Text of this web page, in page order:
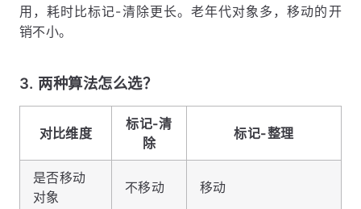
用，耗时比标记-清除更长。老年代对象多，移动的开
销不小。
3. 两种算法怎么选？
对比维度
标记-清
除
标记-整理
是否移动
对象
不移动 移动